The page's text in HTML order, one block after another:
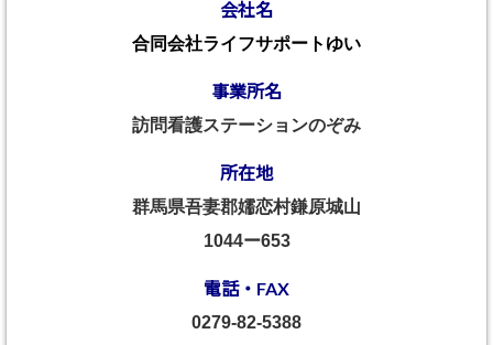
会社名
合同会社ライフサポートゆい
事業所名
訪問看護ステーションのぞみ
所在地
群馬県吾妻郡嬬恋村鎌原城山
1044ー653
電話・FAX
0279-82-5388